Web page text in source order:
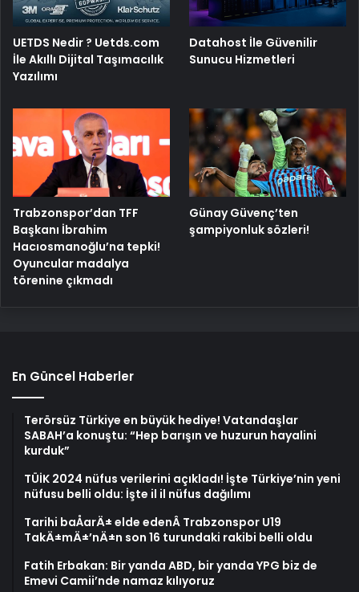
UETDS Nedir ? Uetds.com
İle Akıllı Dijital Taşımacılık
Yazılımı
Datahost İle Güvenilir
Sunucu Hizmetleri
Trabzonspor’dan TFF
Başkanı İbrahim
Hacıosmanoğlu’na tepki!
Oyuncular madalya
törenine çıkmadı
Günay Güvenç’ten
şampiyonluk sözleri!
En Güncel Haberler
Terörsüz Türkiye en büyük hediye! Vatandaşlar
SABAH’a konuştu: “Hep barışın ve huzurun hayalini
kurduk”
TÜİK 2024 nüfus verilerini açıkladı! İşte Türkiye’nin yeni
nüfusu belli oldu: İşte il il nüfus dağılımı
Tarihi baÅarÄ± elde edenÂ Trabzonspor U19
TakÄ±mÄ±’nÄ±n son 16 turundaki rakibi belli oldu
Fatih Erbakan: Bir yanda ABD, bir yanda YPG biz de
Emevi Camii’nde namaz kılıyoruz